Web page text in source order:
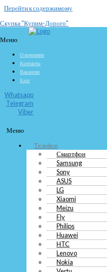
Перейти к содержимому
Скупка "Купим-Дорого"
Меню
О компании
Контакты
Вакансии
Блог
Whatsapp
Telegram
Viber
Меню
Телефон
Смартфон
Samsung
Sony
ASUS
LG
Xiaomi
Meizu
Fly
Philips
Huawei
HTC
Lenovo
Nokia
Продайте часы
Проводим выкуп часов
моментальным расчетом за партию
Электроника в Москве и Подмосковье.
Узнать цену сейчас